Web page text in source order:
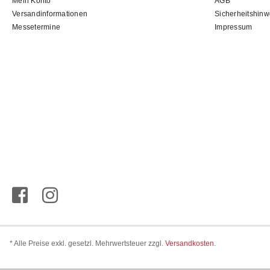
Versandinformationen
Messetermine
Impressum
* Alle Preise exkl. gesetzl. Mehrwertsteuer zzgl. Versandkosten.